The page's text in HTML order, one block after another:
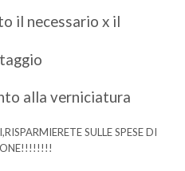
il necessario x il
alla verniciatura
SULLE SPESE DI